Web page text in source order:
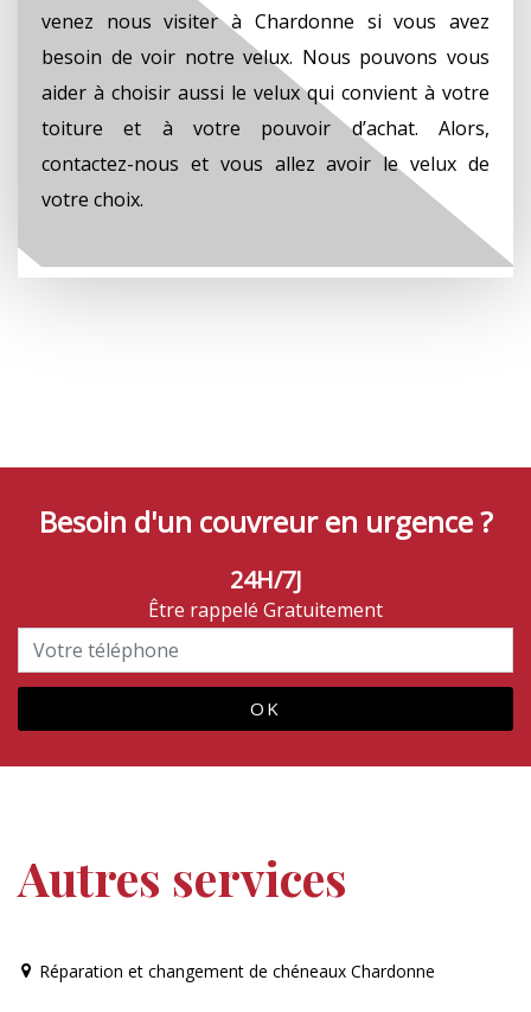
venez nous visiter à Chardonne si vous avez
besoin de voir notre velux. Nous pouvons vous
aider à choisir aussi le velux qui convient à votre
toiture et à votre pouvoir d’achat. Alors,
contactez-nous et vous allez avoir le velux de
votre choix.
Besoin d'un couvreur en urgence ?
24H/7J
Être rappelé Gratuitement
Autres services
Réparation et changement de chéneaux Chardonne